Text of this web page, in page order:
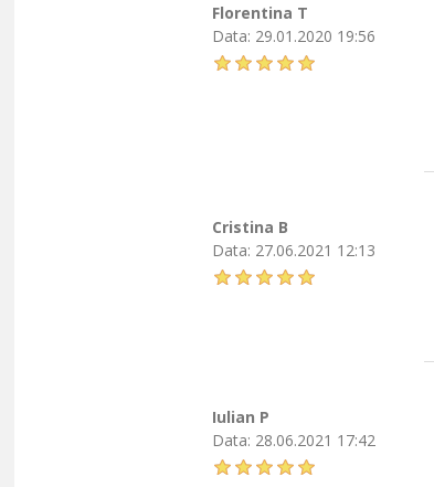
Florentina T
Data: 29.01.2020 19:56
Cristina B
Data: 27.06.2021 12:13
Iulian P
Data: 28.06.2021 17:42